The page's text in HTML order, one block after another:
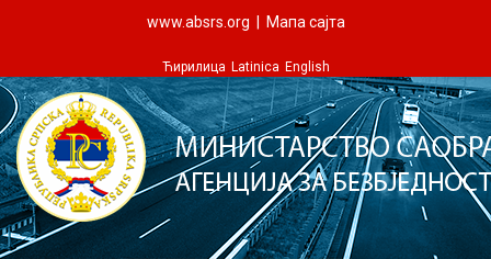
www.absrs.org Мапа сајта
Ћирилица Latinica English